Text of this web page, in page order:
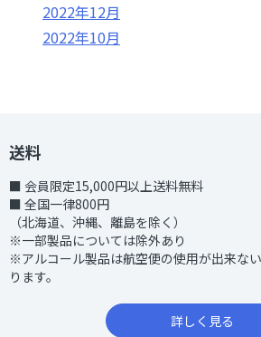
2022年12月
2022年10月
送料
■ 会員限定15,000円以上送料無料
■ 全国一律800円
（北海道、沖縄、離島を除く）
※一部製品については除外あり
※アルコール製品は航空便の使用が出来な
ります。
詳しく見る